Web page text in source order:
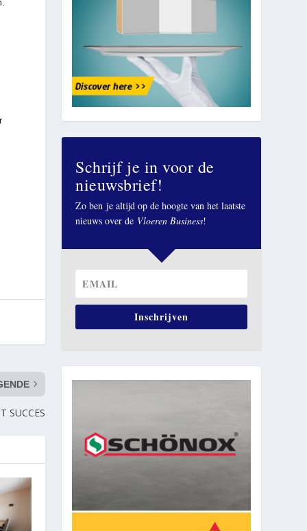
SUCCES
Schrijf je in voor de
nieuwsbrief!
Zo ben je altijd op de hoogte van het laatste
nieuws over de Vloeren Business!
Inschrijven